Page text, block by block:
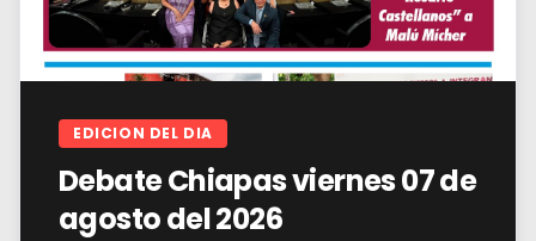
EDICION DEL DIA
Debate Chiapas viernes 07 de
agosto del 2026